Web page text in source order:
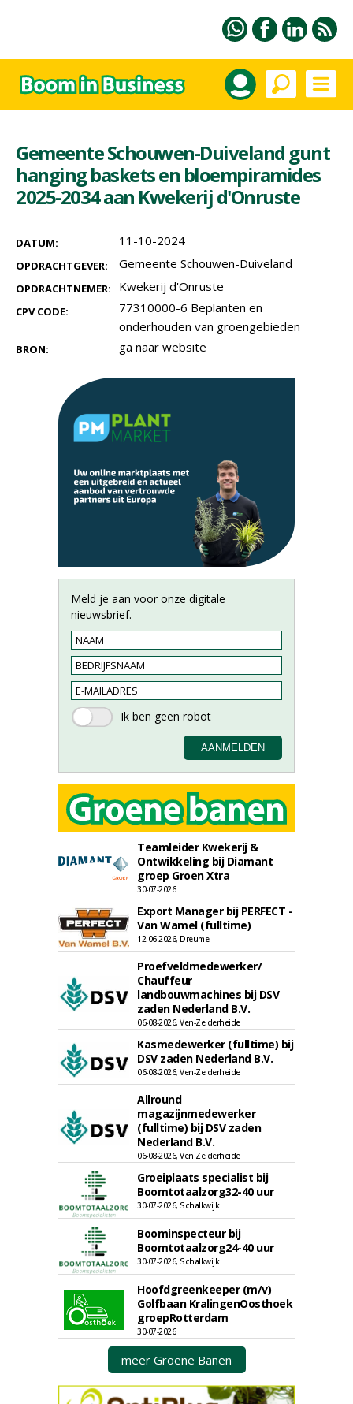
Gemeente Schouwen-Duiveland gunt
hanging baskets en bloempiramides
2025-2034 aan Kwekerij d'Onruste
DATUM: 11-10-2024
OPDRACHTGEVER: Gemeente Schouwen-Duiveland
OPDRACHTNEMER: Kwekerij d'Onruste
CPV CODE:
77310000-6 Beplanten en
onderhouden van groengebieden
BRON: ga naar website
Meld je aan voor onze digitale
nieuwsbrief.
Teamleider Kwekerij &
Ontwikkeling bij Diamant
groep Groen Xtra
30-07-2026
Export Manager bij PERFECT -
Van Wamel (fulltime)
12-06-2026, Dreumel
Proefveldmedewerker/
Chauffeur
landbouwmachines bij DSV
zaden Nederland B.V.
06-08-2026, Ven-Zelderheide
Kasmedewerker (fulltime) bij
DSV zaden Nederland B.V.
06-08-2026, Ven-Zelderheide
Allround
magazijnmedewerker
(fulltime) bij DSV zaden
Nederland B.V.
06-08-2026, Ven Zelderheide
Groeiplaats specialist bij
Boomtotaalzorg32-40 uur
30-07-2026, Schalkwijk
Boominspecteur bij
Boomtotaalzorg24-40 uur
30-07-2026, Schalkwijk
Hoofdgreenkeeper (m/v)
Golfbaan KralingenOosthoek
groepRotterdam
30-07-2026
meer Groene Banen